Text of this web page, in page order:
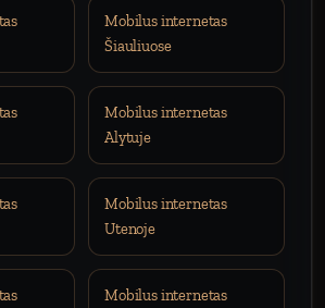
Mobilus internetas
Šiauliuose
Mobilus internetas
Alytuje
Mobilus internetas
Utenoje
Mobilus internetas